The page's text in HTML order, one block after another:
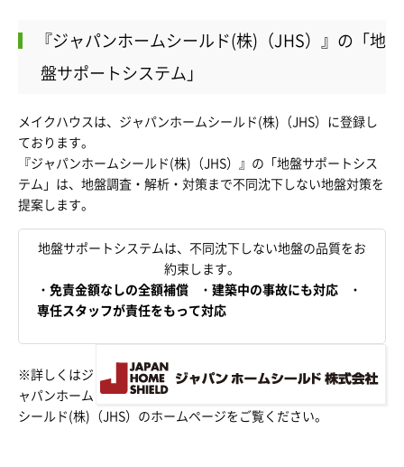
『ジャパンホームシールド(株)（JHS）』の「地
盤サポートシステム」
メイクハウスは、ジャパンホームシールド(株)（JHS）に登録し
ております。
『ジャパンホームシールド(株)（JHS）』の「地盤サポートシス
テム」は、地盤調査・解析・対策まで不同沈下しない地盤対策を
提案します。
地盤サポートシステムは、不同沈下しない地盤の品質をお
約束します。
・ 免責金額なしの全額補償 ・ 建築中の事故にも対応 ・
専任スタッフが責任をもって対応
※詳しくはジ
ャパンホーム
シールド(株)（JHS） のホームページをご覧ください。